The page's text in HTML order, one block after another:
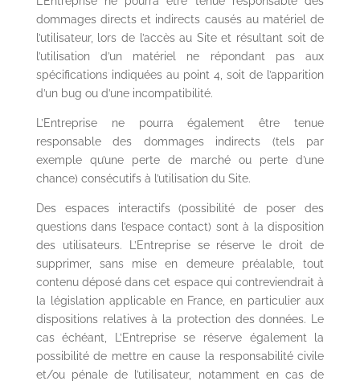
dommages directs et indirects causés au matériel de
l’utilisateur, lors de l’accès au Site et résultant soit de
l’utilisation d’un matériel ne répondant pas aux
spécifications indiquées au point 4, soit de l’apparition
d’un bug ou d’une incompatibilité.
L’Entreprise ne pourra également être tenue
responsable des dommages indirects (tels par
exemple qu’une perte de marché ou perte d’une
chance) consécutifs à l’utilisation du Site.
Des espaces interactifs (possibilité de poser des
questions dans l’espace contact) sont à la disposition
des utilisateurs. L’Entreprise se réserve le droit de
supprimer, sans mise en demeure préalable, tout
contenu déposé dans cet espace qui contreviendrait à
la législation applicable en France, en particulier aux
dispositions relatives à la protection des données. Le
cas échéant, L’Entreprise se réserve également la
possibilité de mettre en cause la responsabilité civile
et/ou pénale de l’utilisateur, notamment en cas de